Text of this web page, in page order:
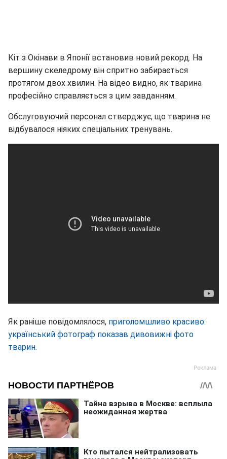
Кіт з Окінави в Японії встановив новий рекорд. На
вершину скеледрому він спритно забирається
протягом двох хвилин. На відео видно, як тварина
професійно справляється з цим завданням.
Обслуговуючий персонал стверджує, що тварина не
відбувалося ніяких спеціальних тренувань.
Як раніше повідомлялося, приголомшливо красиво:
український фотограф показав дивовижні фото
тварин.